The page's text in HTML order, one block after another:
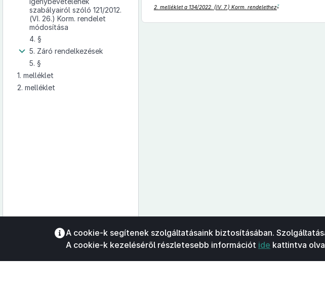
szabályairól szóló 121/2012.
(VI. 26.) Korm. rendelet
módosítása
4. §
5. Záró rendelkezések
5. §
1. melléklet
2. melléklet
Az oldalmenübe visszatéréshez
ALT + S billentyűket.
2. melléklet a 134/2022. (IV. 7.) Korm. rendelethez7
A cookie-k segítenek szolgáltatásaink biztosításában.
A cookie-k kezeléséről részletesebb információt ide kattintva